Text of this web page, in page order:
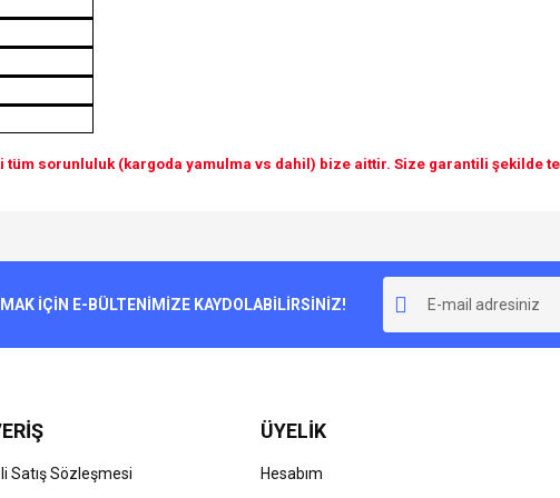
tüm sorunluluk (kargoda yamulma vs dahil) bize aittir. Size garantili şekilde
İÇİN E-BÜLTENİMİZE KAYDOLABİLİRSİNİZ!
Satış Sözleşmesi
ÜYELİK
Hesabım